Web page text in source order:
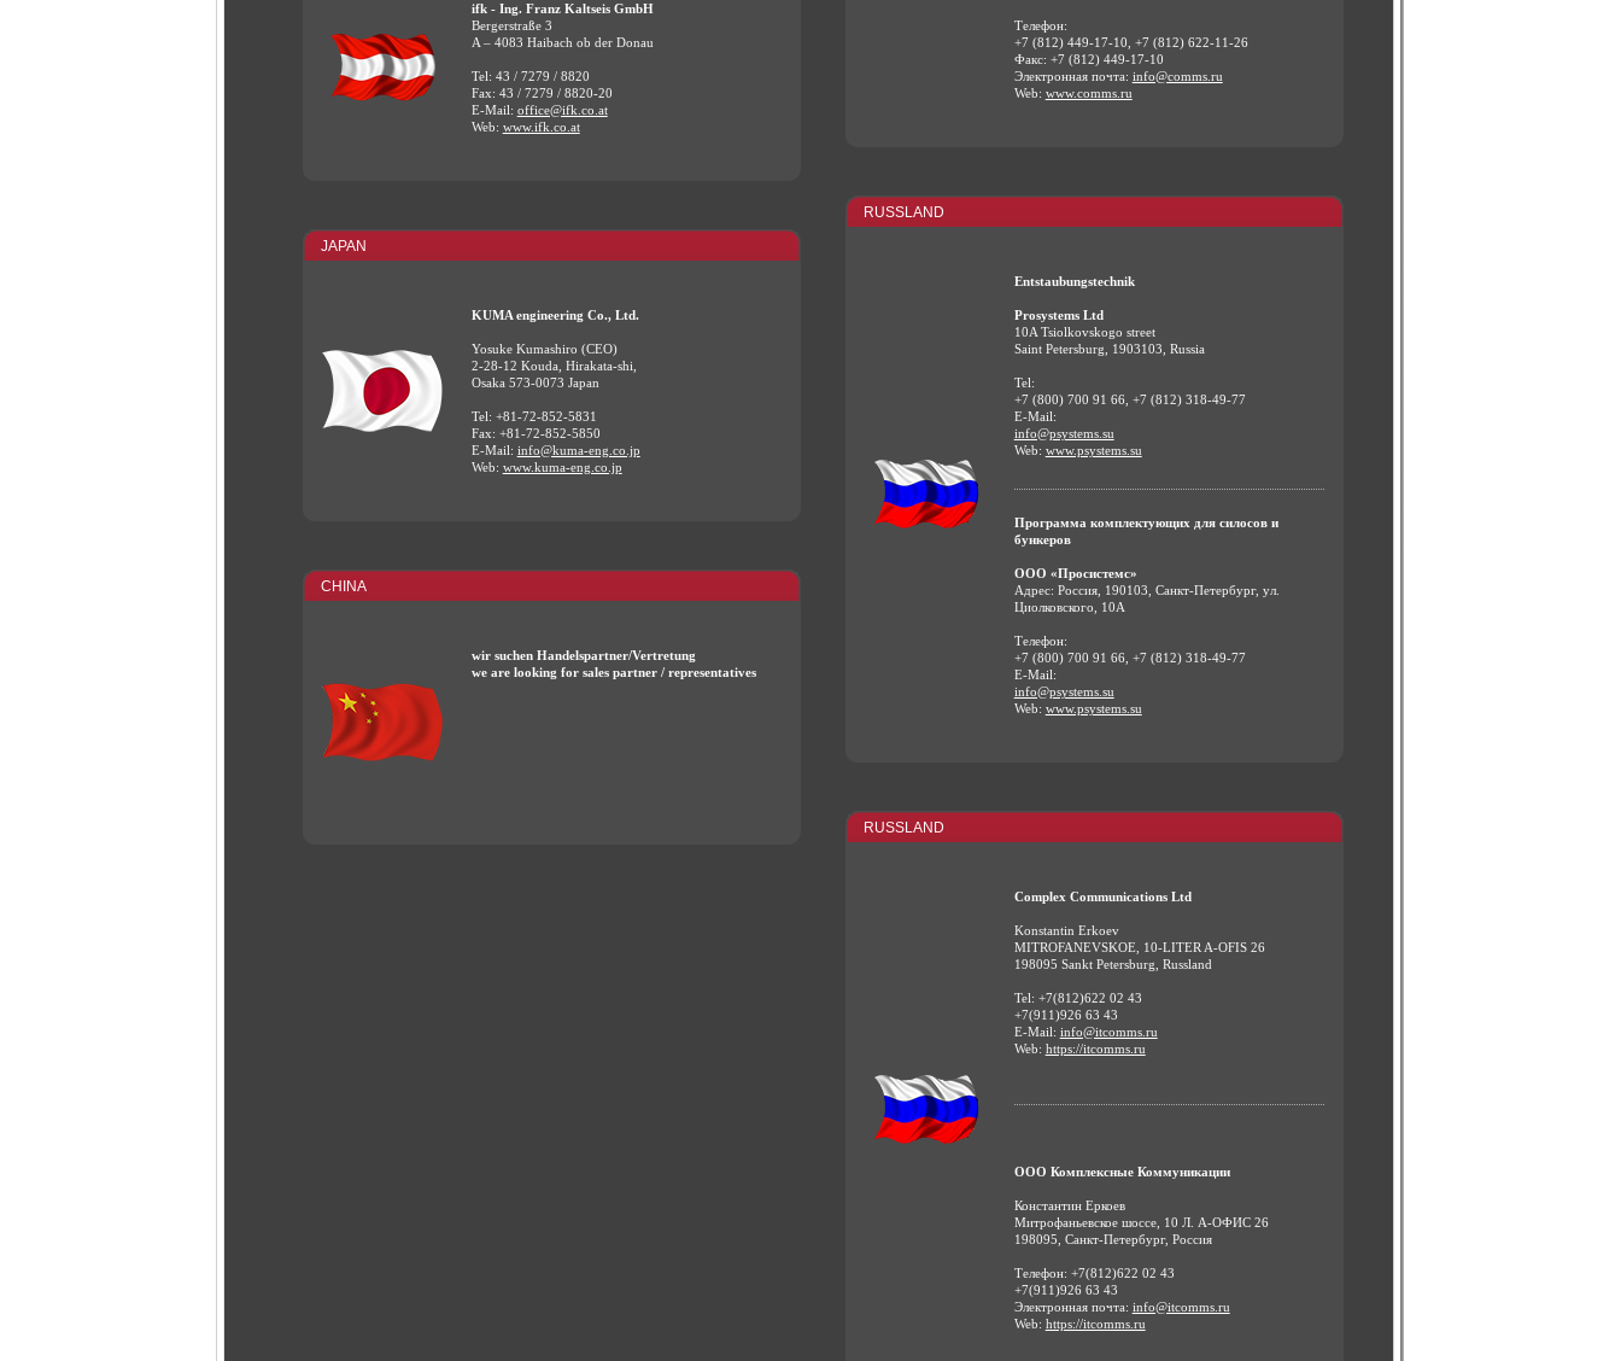
ifk - Ing. Franz Kaltseis GmbH
Bergerstraße 3
A – 4083 Haibach ob der Donau
Tel: 43 / 7279 / 8820
Fax: 43 / 7279 / 8820-20
E-Mail: office@ifk.co.at
Web: www.ifk.co.at
JAPAN
KUMA engineering Co., Ltd.
Yosuke Kumashiro (CEO)
2-28-12 Kouda, Hirakata-shi,
Osaka 573-0073 Japan
Tel: +81-72-852-5831
Fax: +81-72-852-5850
E-Mail: info@kuma-eng.co.jp
Web: www.kuma-eng.co.jp
CHINA
wir suchen Handelspartner/Vertretung
we are looking for sales partner / representatives
Телефон:
+7 (812) 449-17-10, +7 (812) 622-11-26
Факс: +7 (812) 449-17-10
Электронная почта: info@comms.ru
Web: www.comms.ru
RUSSLAND
Entstaubungstechnik
Prosystems Ltd
10A Tsiolkovskogo street
Saint Petersburg, 1903103, Russia
Tel:
+7 (800) 700 91 66, +7 (812) 318-49-77
E-Mail:
info@psystems.su
Web: www.psystems.su
Программа комплектующих для силосов и
бункеров
ООО «Просистемс»
Адрес: Россия, 190103, Санкт-Петербург, ул.
Циолковского, 10А
Телефон:
+7 (800) 700 91 66, +7 (812) 318-49-77
E-Mail:
info@psystems.su
Web: www.psystems.su
RUSSLAND
Complex Communications Ltd
Konstantin Erkoev
MITROFANEVSKOE, 10-LITER A-OFIS 26
198095 Sankt Petersburg, Russland
Tel: +7(812)622 02 43
+7(911)926 63 43
E-Mail: info@itcomms.ru
Web: https://itcomms.ru
ООО Комплексные Коммуникации
Константин Еркоев
Митрофаньевское шоссе, 10 Л. А-ОФИС 26
198095, Санкт-Петербург, Россия
Телефон: +7(812)622 02 43
+7(911)926 63 43
Электронная почта: info@itcomms.ru
Web: https://itcomms.ru